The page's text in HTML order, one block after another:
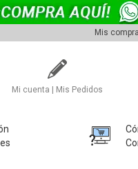
Mis
Mi cuenta | Mis Pedidos